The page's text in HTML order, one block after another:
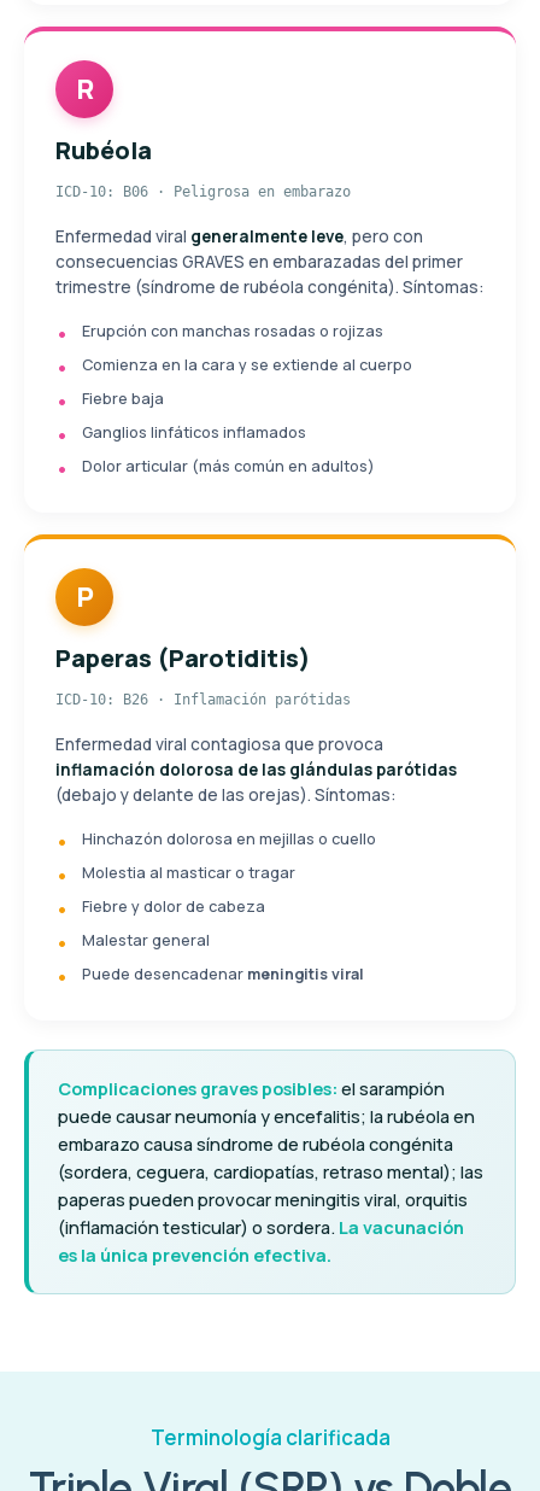
R
Rubéola
ICD-10: B06 · Peligrosa en embarazo
Enfermedad viral generalmente leve, pero con
consecuencias GRAVES en embarazadas del primer
trimestre (síndrome de rubéola congénita). Síntomas:
Erupción con manchas rosadas o rojizas
Comienza en la cara y se extiende al cuerpo
Fiebre baja
Ganglios linfáticos inflamados
Dolor articular (más común en adultos)
P
Paperas (Parotiditis)
ICD-10: B26 · Inflamación parótidas
Enfermedad viral contagiosa que provoca
inflamación dolorosa de las glándulas parótidas
(debajo y delante de las orejas). Síntomas:
Hinchazón dolorosa en mejillas o cuello
Molestia al masticar o tragar
Fiebre y dolor de cabeza
Malestar general
Puede desencadenar meningitis viral
Complicaciones graves posibles: el sarampión
puede causar neumonía y encefalitis; la rubéola en
embarazo causa síndrome de rubéola congénita
(sordera, ceguera, cardiopatías, retraso mental); las
paperas pueden provocar meningitis viral, orquitis
(inflamación testicular) o sordera. La vacunación
es la única prevención efectiva.
Terminología clarificada